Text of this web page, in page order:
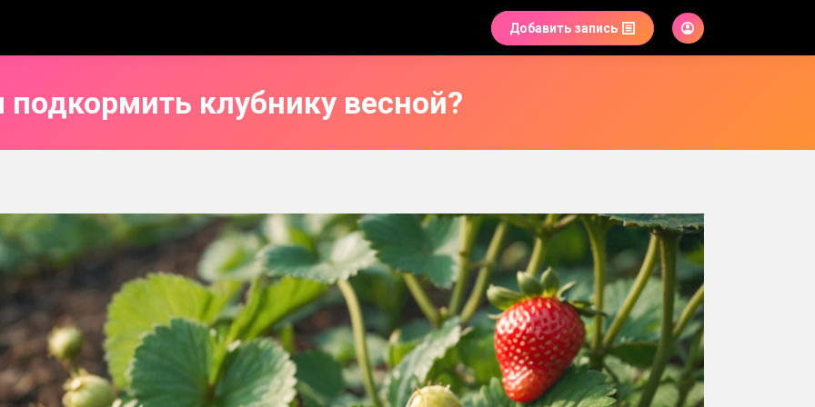
Добавить запись
клубнику весной?